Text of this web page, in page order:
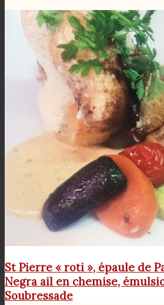
St Pierre « roti », épaule de
Negra ail en chemise,
Soubressade